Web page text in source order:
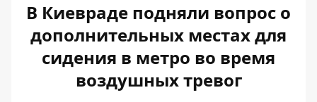
В Киевраде подняли вопрос о
дополнительных местах для
сидения в метро во время
воздушных тревог